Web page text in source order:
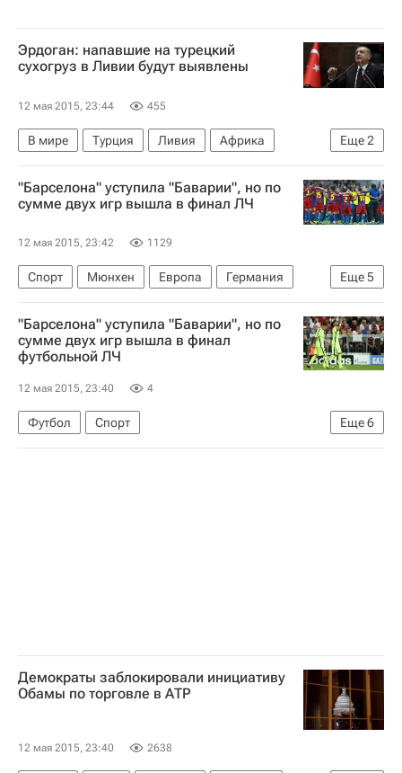
Эрдоган: напавшие на турецкий
сухогруз в Ливии будут выявлены
12 мая 2015, 23:44 455
Еще2
В мире Турция Ливия
Африка
Весь мир
Реджеп Тайип Эрдоган
"Барселона" уступила "Баварии", но по
сумме двух игр вышла в финал ЛЧ
12 мая 2015, 23:42 1129
Еще5
Спорт Мюнхен Европа
Германия
Бавария
Весь мир
Лига чемпионов УЕФА 2026-2027
Бавария
Барселона
"Барселона" уступила "Баварии", но по
сумме двух игр вышла в финал
футбольной ЛЧ
12 мая 2015, 23:40 4
Еще6
Футбол
Спорт
Лига чемпионов УЕФА 2026-2027
Барселона
Демократы заблокировали инициативу
Обамы по торговле в АТР
12 мая 2015, 23:40 2638